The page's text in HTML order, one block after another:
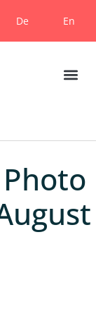
De En